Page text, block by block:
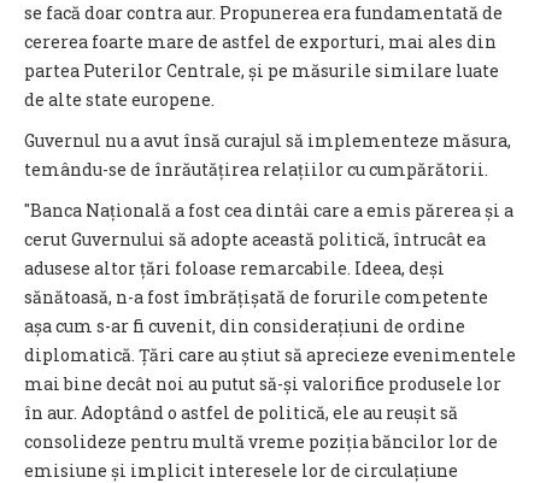
se facă doar contra aur. Propunerea era fundamentată de
cererea foarte mare de astfel de exporturi, mai ales din
partea Puterilor Centrale, și pe măsurile similare luate
de alte state europene.
Guvernul nu a avut însă curajul să implementeze măsura,
temându-se de înrăutățirea relațiilor cu cumpărătorii.
"Banca Națională a fost cea dintâi care a emis părerea și a
cerut Guvernului să adopte această politică, întrucât ea
adusese altor țări foloase remarcabile. Ideea, deși
sănătoasă, n-a fost îmbrățișată de forurile competente
așa cum s-ar fi cuvenit, din considerațiuni de ordine
diplomatică. Țări care au știut să aprecieze evenimentele
mai bine decât noi au putut să-și valorifice produsele lor
în aur. Adoptând o astfel de politică, ele au reușit să
consolideze pentru multă vreme poziția băncilor lor de
emisiune și implicit interesele lor de circulațiune